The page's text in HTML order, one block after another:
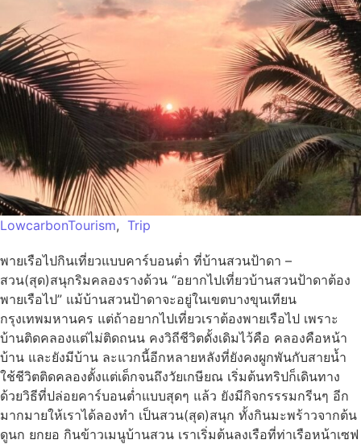
LowcarbonTourism, Trip
พายเรือไปกินเที่ยวแบบคาร์บอนต่ำ ที่บ้านสวนป้าดา –
สวน(สุด)สนุกริมคลองรางด้วน “อยากไปเที่ยวบ้านสวนป้าดาต้อง
พายเรือไป” แม้บ้านสวนป้าดาจะอยู่ในเขตบางขุนเทียน
กรุงเทพมหานคร แต่ถ้าอยากไปเที่ยวเราต้องพายเรือไป เพราะ
บ้านติดคลองแต่ไม่ติดถนน คงวิถีชีวิตดั้งเดิมไว้คือ คลองคือหน้า
บ้าน และยังมีบ้าน ละแวกนี้อีกหลายหลังที่ยังคงผูกพันกับสายน้ำ
ใช้ชีวิตติดคลองตั้งแต่เด็กจนถึงวัยเกษียณ เริ่มต้นทริปก็เดินทาง
ด้วยวิธีที่ปล่อยคาร์บอนต่ำแบบสุดๆ แล้ว ยังมีกิจกรรรมกรีนๆ อีก
มากมายให้เราได้ลองทำ เป็นสวน(สุด)สนุก ทั้งกินมะพร้าวจากต้น
ดูนก ยกยอ กินข้าวเมนูบ้านสวน เราเริ่มต้นลงเรือที่ท่าเรือหน้าเซฟ